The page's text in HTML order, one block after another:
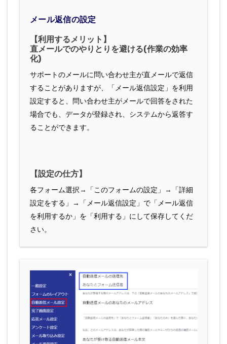
メール返信の設定
【利用するメリット】
直メールでのやりとりを避ける(作業の効率
化)
サポートのメールに問い合わせ主が直メールで返信
することがありますが、「メール返信設定」を利用
設定すると、問い合わせ主がメールで回答をされた
場合でも、データが登録され、システムから返答す
ることができます。
【設定の仕方】
各フォーム選択→「このフォームの設定」→「詳細
設定をする」→「メール返信設定」で「メール返信
を利用するか」を「利用する」にして保存してくだ
さい。